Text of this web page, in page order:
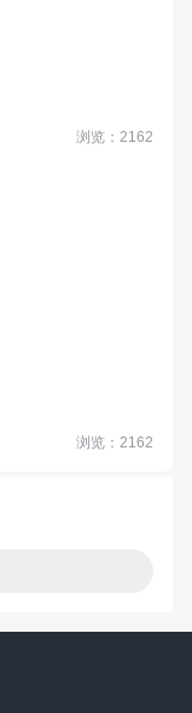
浏览：2162
浏览：2162